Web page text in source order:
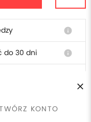
KONTO
info
do 30 dni info